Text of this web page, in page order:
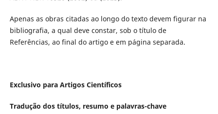
Apenas as obras citadas ao longo do texto devem figurar na
bibliografia, a qual deve constar, sob o título de
Referências, ao final do artigo e em página separada.
Exclusivo para Artigos Científicos
Tradução dos títulos, resumo e palavras-chave